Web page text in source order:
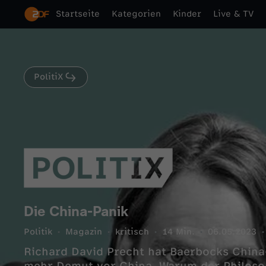
Startseite Kategorien Kinder Live & TV
PolitiX
Die China-Panik
Politik Magazin kritisch 14 Min. 06.05.2023
Richard David Precht hat Baerbocks